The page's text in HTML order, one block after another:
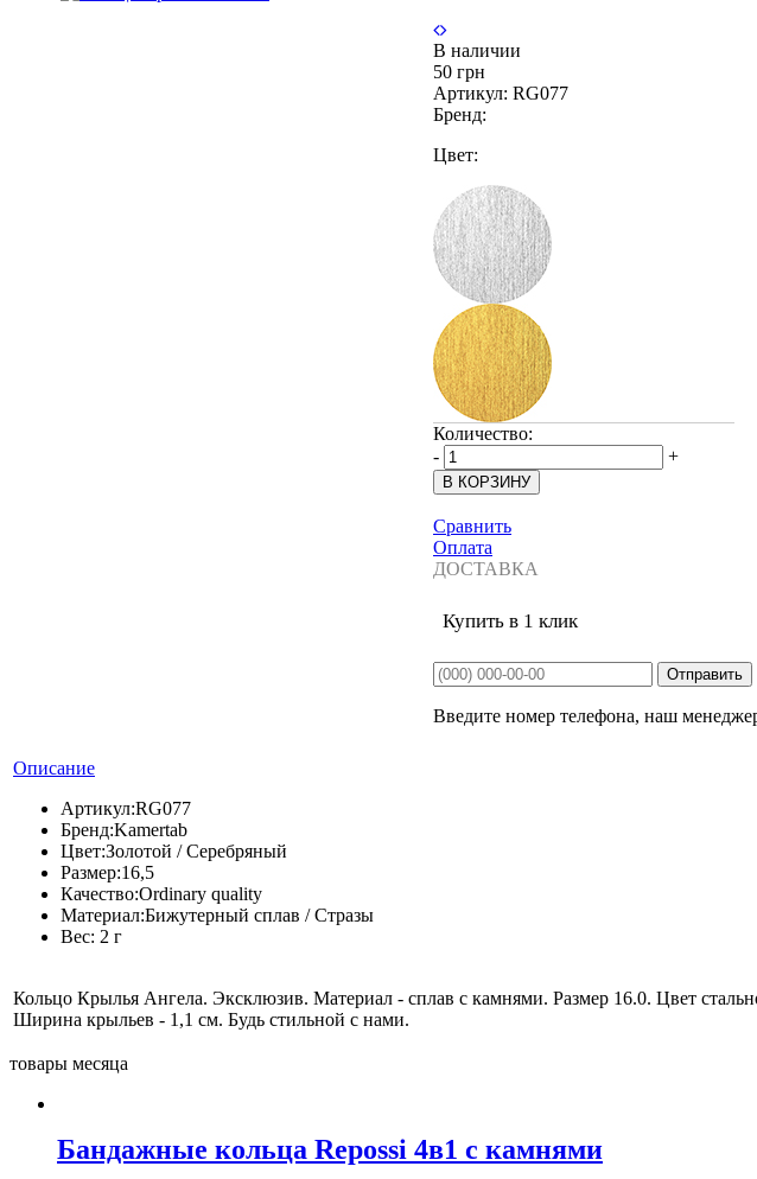
В наличии
50 грн
Артикул: RG077
Бренд:
Цвет:
Количество:
-
+
Сравнить
Оплата
ДОСТАВКА
Купить в 1 клик
Введите номер телефона, наш
Описание
Артикул:RG077
Бренд:Kamertab
Цвет:Золотой / Серебряный
Размер:16,5
Качество:Ordinary quality
Материал:Бижутерный сплав / Стразы
Вес: 2 г
Кольцо Крылья Ангела. Эксклюзив. Материал - сплав с камнями. Размер 16.0. Цвет
Ширина крыльев - 1,1 см. Будь стильной с нами.
товары месяца
Бандажные кольца Repossi 4в1 с камнями